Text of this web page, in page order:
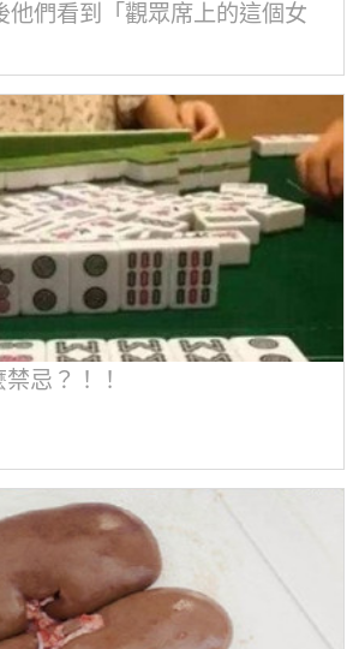
他們看到「觀眾席上的這個女
忌？！！